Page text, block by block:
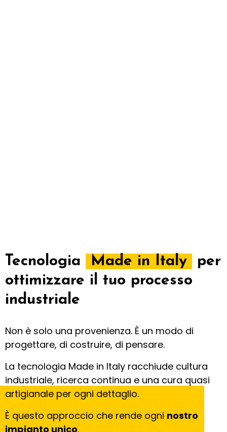
Tecnologia Made in Italy
per
ottimizzare il tuo processo
industriale
Non è solo una provenienza. È un modo di
progettare, di costruire, di pensare.
La tecnologia Made in Italy racchiude cultura
industriale, ricerca continua e una cura quasi
artigianale per ogni dettaglio.
È questo approccio che rende ogni nostro
impianto unico.